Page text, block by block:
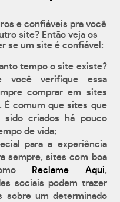
e confiáveis pra você
site? Então veja os
se um site é confiável:
tempo o site existe?
você verifique essa
comprar em sites
É comum que sites que
sido criados há pouco
de vida;
para a experiência
sempre, sites com boa
Reclame Aqui,
sociais podem trazer
sobre um determinado